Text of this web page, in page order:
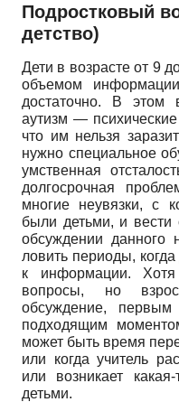
Подростковый
детство)
Дети в возрасте от 9
объемом
достаточно. В этом
аутизм —
что им нельзя
нужно специальное
умственная
долгосрочная
многие неувязки, с
были детьми, и вести
обсуждении данного
ловить периоды,
к информации.
вопросы, но
обсуждение,
подходящим
может быть время
или когда учитель
или возникает
детьми.